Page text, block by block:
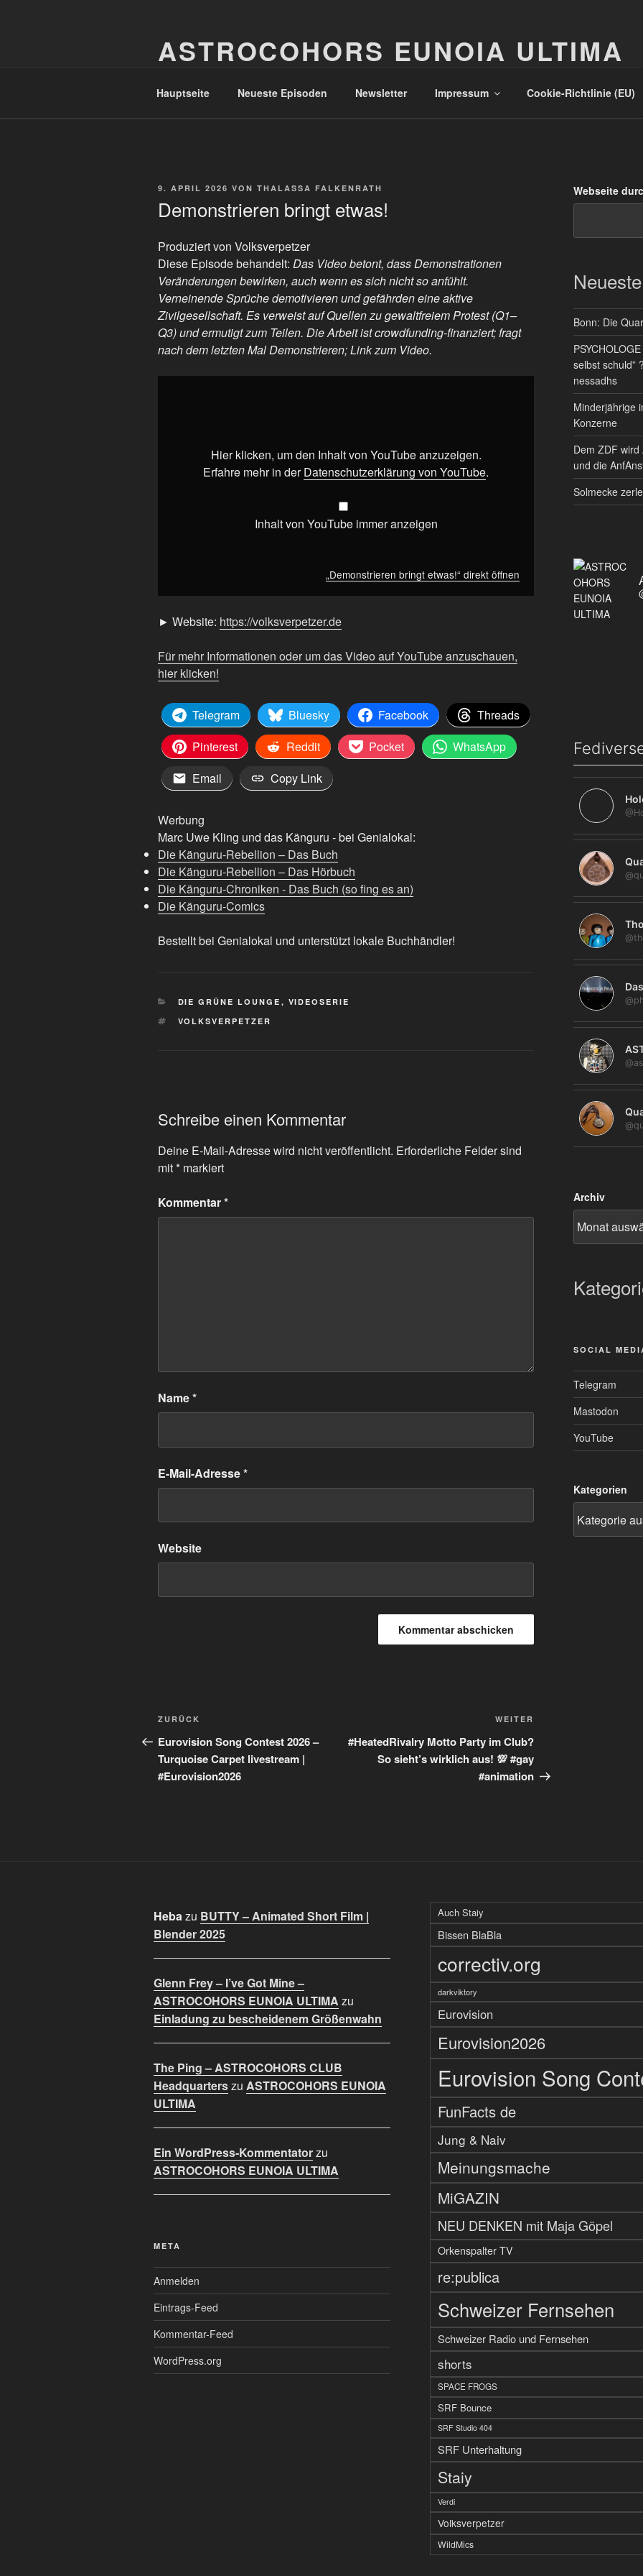
ASTROCOHORS EUNOIA ULTIMA
Hauptseite Neueste Episoden Newsletter Impressum Cookie-Richtlinie (EU)
VERÖFFENTLICHT
9. APRIL 2026 VON THALASSA FALKENRATH
Demonstrieren bringt etwas!
Produziert von Volksverpetzer
Diese Episode behandelt: Das Video betont, dass Demonstrationen
Veränderungen bewirken, auch wenn es sich nicht so anfühlt.
Verneinende Sprüche demotivieren und gefährden eine aktive
Zivilgesellschaft. Es verweist auf Quellen zu gewaltfreiem Protest (Q1–
Q3) und ermutigt zum Teilen. Die Arbeit ist crowdfunding-finanziert; fragt
nach dem letzten Mal Demonstrieren; Link zum Video.
anzeigen
Hier klicken, um den Inhalt von YouTube anzuzeigen.
Erfahre mehr in derDatenschutzerklärung von YouTube.
Inhalt von YouTube immer anzeigen
„Demonstrieren bringt etwas!“ direkt öffnen
► Website: https://volksverpetzer.de
Für mehr Informationen oder um das Video auf YouTube anzuschauen,
hier klicken!
Telegram Bluesky Facebook
Threads
Pinterest
Reddit Pocket
WhatsApp
Email
Copy Link
Werbung
Marc Uwe Kling und das Känguru - bei Genialokal:
Die Känguru-Rebellion – Das Buch
Die Känguru-Rebellion – Das Hörbuch
Die Känguru-Chroniken - Das Buch (so fing es an)
Die Känguru-Comics
Bestellt bei Genialokal und unterstützt lokale Buchhändler!
KATEGORIEN
DIE GRÜNE LOUNGE , VIDEOSERIE
SCHLAGWÖRTER
VOLKSVERPETZER
Schreibe einen Kommentar
Deine E-Mail-Adresse wird nicht veröffentlicht. Erforderliche Felder sind
mit* markiert
Kommentar*
Name*
E-Mail-Adresse*
Website
Beitragsnavigation
Vorheriger
Beitrag
ZURÜCK
Eurovision Song Contest 2026 –
Turquoise Carpet livestream |
#Eurovision2026
Beitrag
WEITER
#HeatedRivalry Motto Party im Club?
So sieht’s wirklich aus! 💯 #gay
#animation
Webseite
Bonn: Die
selbst schuld”
nessadhs
Minderjährige
Konzerne
Dem ZDF
und die
Solmecke
Archiv
SOCIAL
Telegram
Mastodon
YouTube
Kategorien
Hebazu BUTTY – Animated Short Film |
Blender 2025
Glenn Frey – I’ve Got Mine –
ASTROCOHORS EUNOIA ULTIMA zu
Einladung zu bescheidenem Größenwahn
The Ping – ASTROCOHORS CLUB
Headquarterszu ASTROCOHORS EUNOIA
ULTIMA
Ein WordPress-Kommentatorzu
ASTROCOHORS EUNOIA ULTIMA
META
Anmelden
Eintrags-Feed
Kommentar-Feed
WordPress.org
Auch Staiy
Bissen BlaBla
correctiv.org
darkviktory
Eurovision
Eurovision2026
Eurovision Song
FunFacts de
Jung & Naiv
Meinungsmache
MiGAZIN
NEU DENKEN mit Maja Göpel
Orkenspalter TV
re:publica
Schweizer Fernsehen
Schweizer Radio und Fernsehen
shorts
SPACE FROGS
SRF Bounce
SRF Studio 404
SRF Unterhaltung
Staiy
Verdi
Volksverpetzer
WildMics